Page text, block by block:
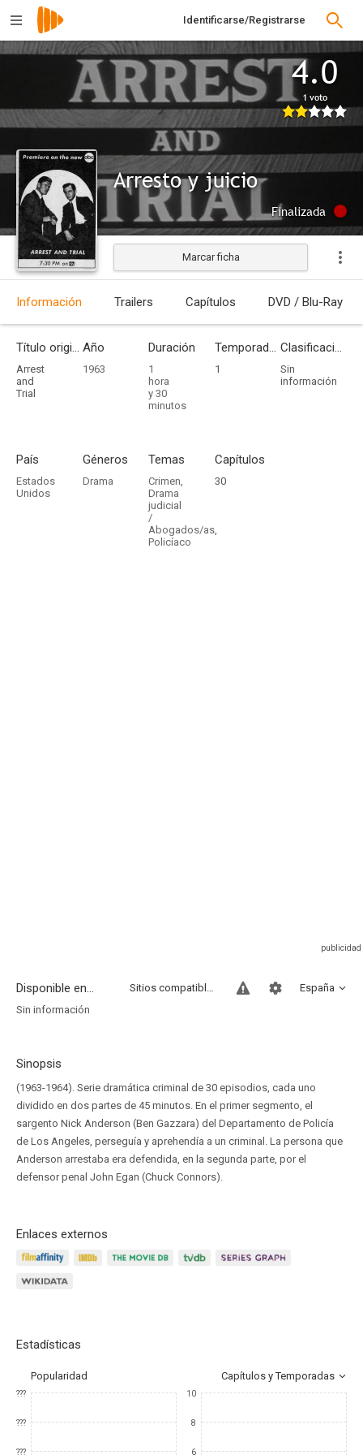
Identificarse/Registrarse
4.0
1 voto
Arresto y juicio
Finalizada
Marcar ficha
Información Trailers Capítulos DVD / Blu-Ray
Título original
Arrest
and
Trial
Año
1963
Duración
1
hora
y 30
minutos
Temporadas
1
Clasificación por edades
Sin
información
País
Estados
Unidos
Géneros
Drama
Temas
Crimen,
Drama
judicial
/
Abogados/as,
Policíaco
Capítulos
30
Disponible en... España
Sitios compatibles
Sin información
Sinopsis
(1963-1964). Serie dramática criminal de 30 episodios, cada uno
dividido en dos partes de 45 minutos. En el primer segmento, el
sargento Nick Anderson (Ben Gazzara) del Departamento de Policía
de Los Angeles, perseguía y aprehendía a un criminal. La persona que
Anderson arrestaba era defendida, en la segunda parte, por el
defensor penal John Egan (Chuck Connors).
Enlaces externos
Estadísticas
Popularidad Capítulos y Temporadas
???
???
???
10
8
6